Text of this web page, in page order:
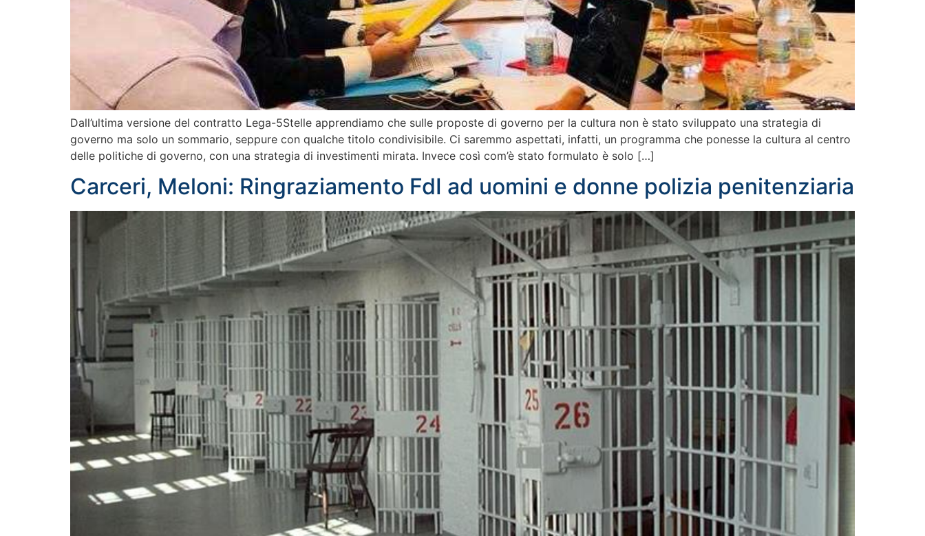
Dall’ultima versione del contratto Lega-5Stelle apprendiamo che sulle proposte di governo per la cultura non è stato sviluppato una strategia di
governo ma solo un sommario, seppure con qualche titolo condivisibile. Ci saremmo aspettati, infatti, un programma che ponesse la cultura al centro
delle politiche di governo, con una strategia di investimenti mirata. Invece così com’è stato formulato è solo […]
Carceri, Meloni: Ringraziamento FdI ad uomini e donne polizia penitenziaria